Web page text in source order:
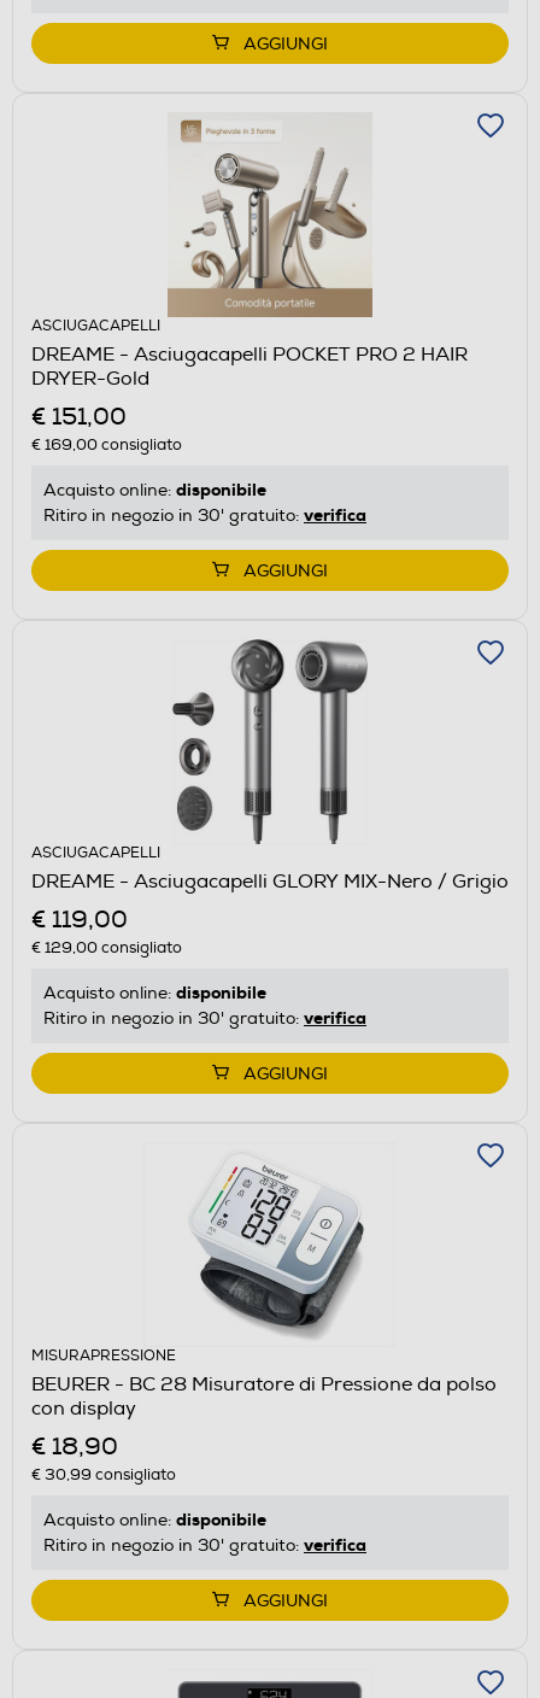
AGGIUNGI
ASCIUGACAPELLI
DREAME - Asciugacapelli POCKET PRO 2 HAIR
DRYER-Gold
€ 151,00
€ 169,00consigliato
Acquisto online: disponibile
Ritiro in negozio in 30' gratuito: verifica
AGGIUNGI
ASCIUGACAPELLI
DREAME - Asciugacapelli GLORY MIX-Nero / Grigio
€ 119,00
€ 129,00consigliato
Acquisto online: disponibile
Ritiro in negozio in 30' gratuito: verifica
AGGIUNGI
MISURAPRESSIONE
BEURER - BC 28 Misuratore di Pressione da polso
con display
€ 18,90
€ 30,99 consigliato
Acquisto online: disponibile
Ritiro in negozio in 30' gratuito: verifica
AGGIUNGI